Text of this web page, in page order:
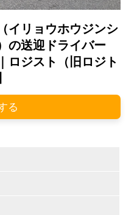
イリョウホウジンシ
の送迎ドライバー
ロジスト（旧ロジト
る